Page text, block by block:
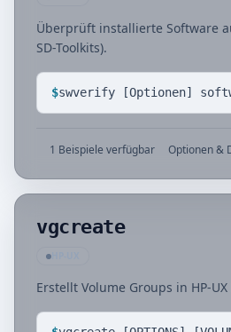
Überprüft installierte Software
SD-Toolkits).
$swverify [Optionen]
1 Beispiele verfügbar Optionen &
vgcreate
Erstellt Volume Groups in HP-UX